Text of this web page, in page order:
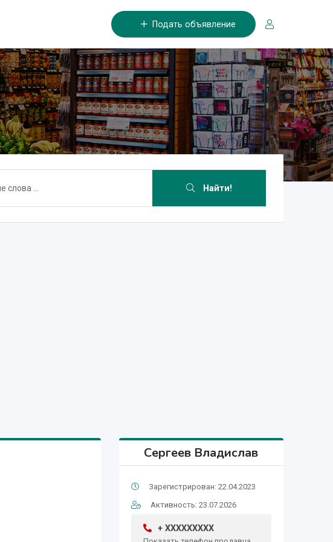
Подать объявление
Найти!
Сергеев Владислав
Зарегистрирован: 22.04.2023
Активность: 23.07.2026
+ XXXXXXXXX